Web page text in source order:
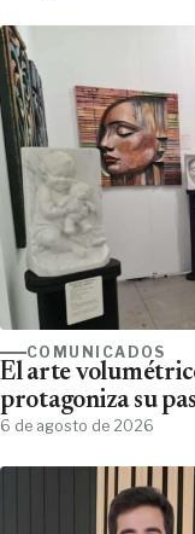
COMUNICADOS
El arte
protagoniza su
6 de agosto de 2026